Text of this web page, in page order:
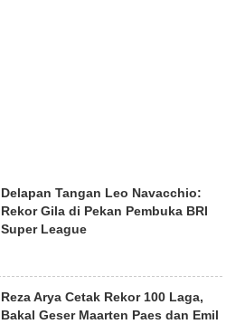
Delapan Tangan Leo Navacchio:
Rekor Gila di Pekan Pembuka BRI
Super League
Reza Arya Cetak Rekor 100 Laga,
Bakal Geser Maarten Paes dan Emil